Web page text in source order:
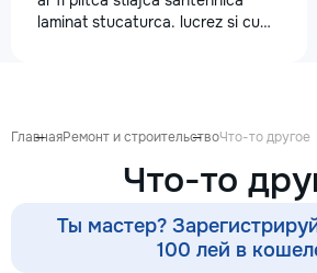
laminat stucaturca. lucrez si cu
ГлавнаяРемонт и строительствоЧто-то другое
Что-то
Ты мастер?
100 лей в